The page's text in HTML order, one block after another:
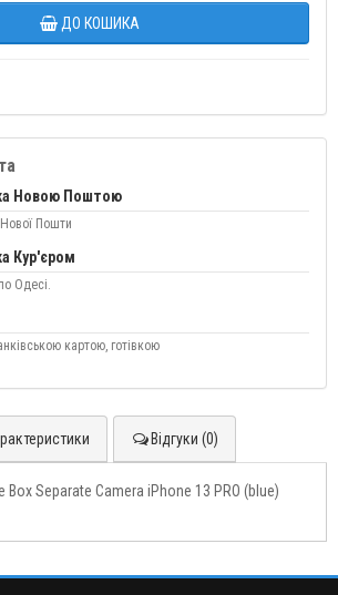
ДО КОШИКА
Новою Поштою
Пошти
Кур'єром
Одесі.
картою, готівкою
Відгуки (0)
Box Separate Camera iPhone 13 PRO (blue)